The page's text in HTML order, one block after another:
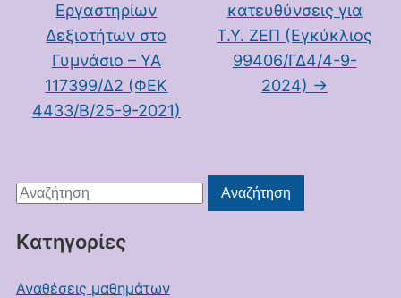
Αναζήτηση
για:
Αναζήτηση
Kατηγορίες
Αναθέσεις μαθημάτων
Εργαστηρίων
Δεξιοτήτων στο
Γυμνάσιο – ΥΑ
117399/Δ2 (ΦΕΚ
4433/Β/25-9-2021)
κατευθύνσεις για
Τ.Υ. ΖΕΠ (Εγκύκλιος
99406/ΓΔ4/4-9-
2024) →